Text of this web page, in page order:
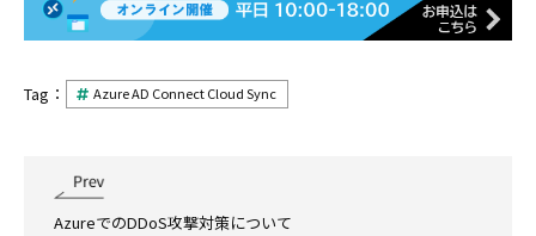
Tag： Azure AD Connect Cloud Sync
AzureでのDDoS攻撃対策について